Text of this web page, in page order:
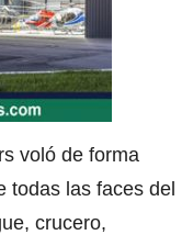
voló de forma
todas las faces del
crucero,